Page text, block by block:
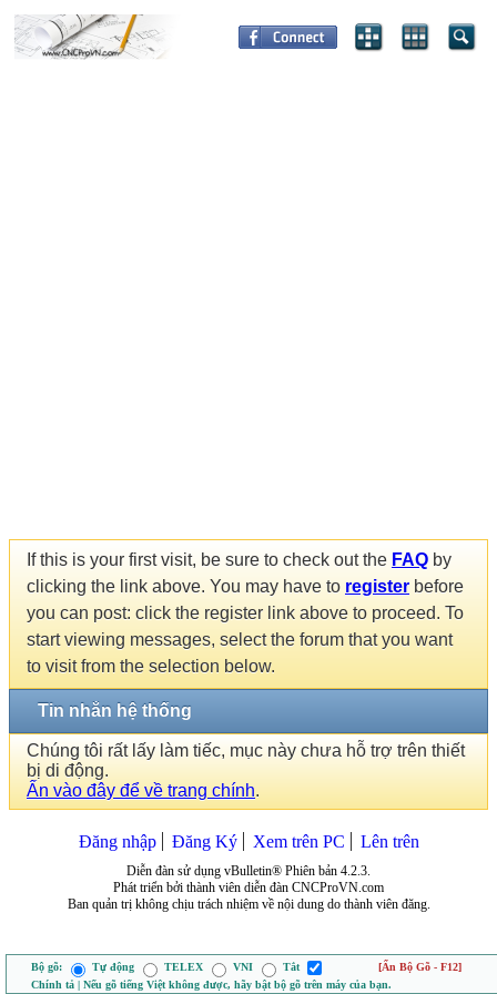
If this is your first visit, be sure to check out the FAQ by
clicking the link above. You may have to register before
you can post: click the register link above to proceed. To
start viewing messages, select the forum that you want
to visit from the selection below.
Tin nhắn hệ thống
Chúng tôi rất lấy làm tiếc, mục này chưa hỗ trợ trên thiết
bị di động.
Ấn vào đây để về trang chính.
Đăng nhập Đăng Ký Xem trên PC Lên trên
Diễn đàn sử dụng vBulletin® Phiên bản 4.2.3.
Phát triển bởi thành viên diễn đàn CNCProVN.com
Ban quản trị không chịu trách nhiệm về nội dung do thành viên đăng.
Bộ gõ: Tự động TELEX VNI Tắt
[Ẩn Bộ Gõ - F12]
Chính tả | Nếu gõ tiếng Việt không được, hãy bật bộ gõ trên máy của bạn.